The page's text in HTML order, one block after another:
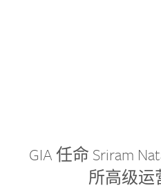
GIA 任命 Sriram
所高级运